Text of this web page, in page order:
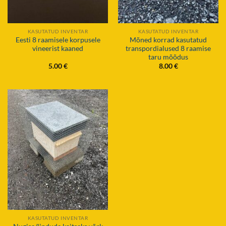
KASUTATUD INVENTAR
Eesti 8 raamisele korpusele
vineerist kaaned
5.00€
KASUTATUD INVENTAR
Mõned korrad kasutatud
transpordialused 8 raamise
taru mõõdus
8.00€
KASUTATUD INVENTAR